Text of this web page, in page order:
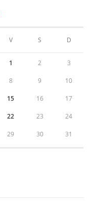
V S D
1 2 3
8 9 10
15 16 17
22 23 24
29 30 31